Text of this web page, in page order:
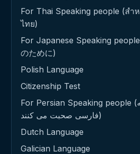
For Thai Speaking people (ส
ไทย)
For Japanese Speaking people
のために)
Polish Language
Citizenship Test
For Persian Speaking people (برای افرادی که
فارسی صحبت می کنند)
Dutch Language
Galician Language